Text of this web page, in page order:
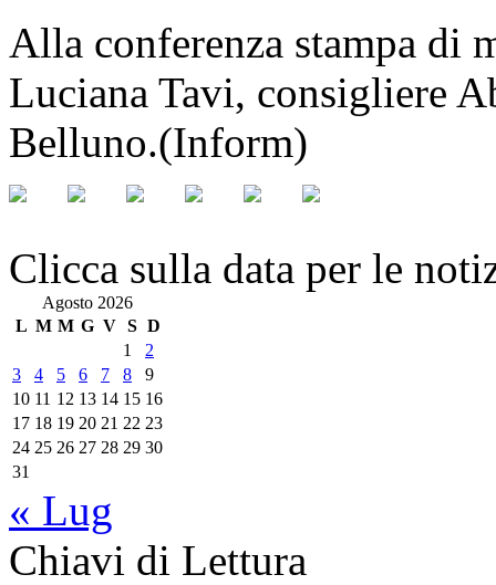
Alla conferenza stampa di
Luciana Tavi, consigliere
Belluno.(Inform)
Clicca sulla data per le
Agosto 2026
L M M G V S D
1
2
3
4 5 6 7 8
9
10 11 12 13 14 15 16
17 18 19 20 21 22 23
24 25 26 27 28 29 30
31
« Lug
Chiavi di Lettura